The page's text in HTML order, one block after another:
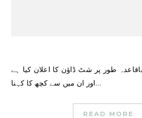
اور ان میں سے کچھ کا کہنا…
READ MORE